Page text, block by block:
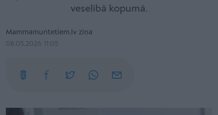
veselībā kopumā.
Mammamuntetiem.lv ziņa
08.05.2026 11:05